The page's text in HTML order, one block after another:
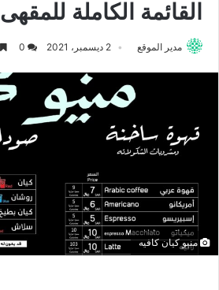
القائمة الكاملة للمقهى
مدير الموقع 2 ديسمبر، 2021
منيو كيان كافيه